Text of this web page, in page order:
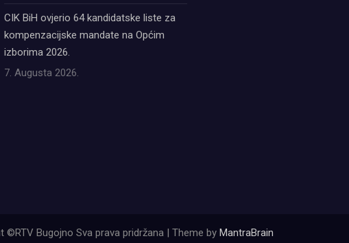
CIK BiH ovjerio 64 kandidatske liste za
kompenzacijske mandate na Općim
izborima 2026.
7. Augusta 2026.
©RTV Bugojno Sva prava pridržana | Theme by MantraBrain